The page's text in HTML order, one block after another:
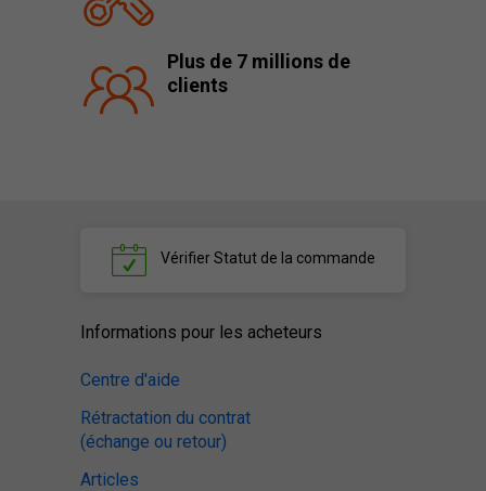
Plus de 7 millions de
clients
VérifierStatut de la commande
Informations pour les acheteurs
Centre d'aide
Rétractation du contrat
(échange ou retour)
Articles